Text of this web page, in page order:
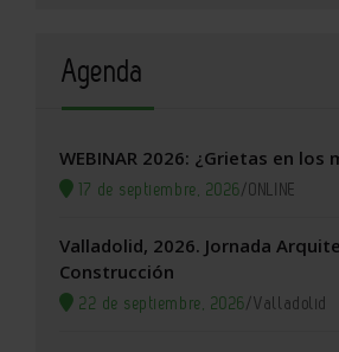
Agenda
WEBINAR 2026: ¿Grietas en los
17 de septiembre, 2026/ONLINE
Valladolid, 2026. Jornada
Construcción
22 de septiembre, 2026/Valladolid